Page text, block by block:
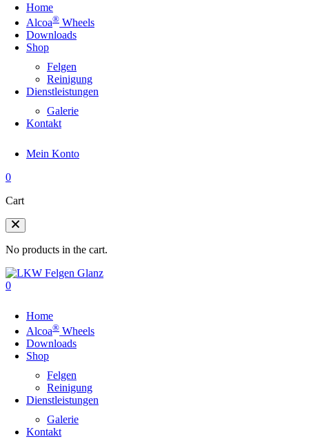
Home
Alcoa® Wheels
Downloads
Shop
Felgen
Reinigung
Dienstleistungen
Galerie
Kontakt
Mein Konto
0
Cart
No products in the cart.
0
Home
Alcoa® Wheels
Downloads
Shop
Felgen
Reinigung
Dienstleistungen
Galerie
Kontakt